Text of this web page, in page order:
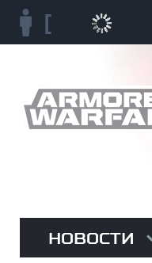
НОВОСТИ